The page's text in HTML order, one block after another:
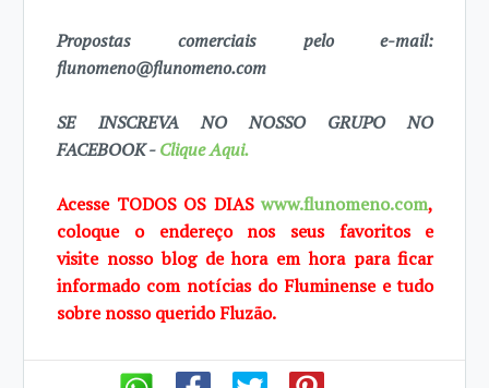
Propostas comerciais pelo e-mail:
flunomeno@flunomeno.com
SE INSCREVA NO NOSSO GRUPO NO
FACEBOOK -Clique Aqui.
Acesse TODOS OS DIASwww.flunomeno.com,
coloque o endereço nos seus favoritos e
visite nosso blog dehora em hora para ficar
informado com notícias do Fluminense e tudo
sobrenosso querido Fluzão.